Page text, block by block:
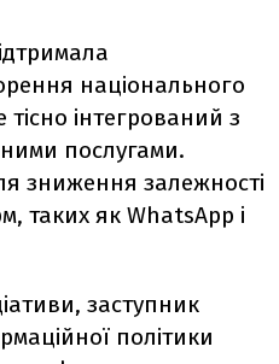
національного
інтегрований з
послугами.
зниження залежності
таких як WhatsApp і
заступник
політики